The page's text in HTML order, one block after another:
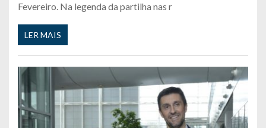
Fevereiro. Na legenda da partilha nas r
LER MAIS